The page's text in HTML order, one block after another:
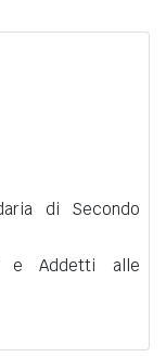
di Secondo
e Addetti alle